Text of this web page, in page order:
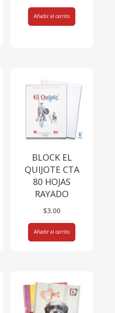
Añadir al carrito
BLOCK EL
QUIJOTE CTA
80 HOJAS
RAYADO
$3.00
Añadir al carrito